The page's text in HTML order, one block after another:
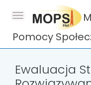
Pomocy
Ewaluacja